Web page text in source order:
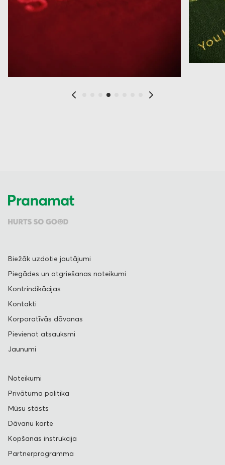
Biežāk uzdotie jautājumi
Piegādes un atgriešanas noteikumi
Kontrindikācijas
Kontakti
Korporatīvās dāvanas
Pievienot atsauksmi
Jaunumi
Noteikumi
Privātuma politika
Mūsu stāsts
Dāvanu karte
Kopšanas instrukcija
Partnerprogramma